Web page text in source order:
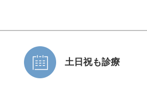
土日祝も診療